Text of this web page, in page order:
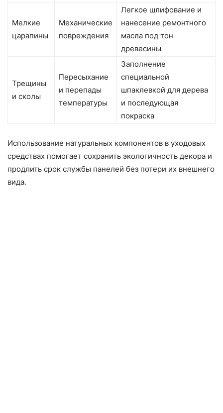
Мелкие
царапины
Механические
повреждения
Легкое шлифование и
нанесение ремонтного
масла под тон
древесины
Трещины
и сколы
Пересыхание
и перепады
температуры
Заполнение
специальной
шпаклевкой для дерева
и последующая
покраска
Использование натуральных компонентов в уходовых
средствах помогает сохранить экологичность декора и
продлить срок службы панелей без потери их внешнего
вида.